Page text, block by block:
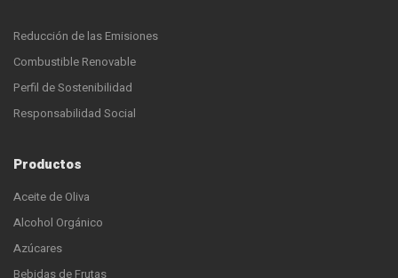
Reducción de las Emisiones
Combustible Renovable
Perfil de Sostenibilidad
Responsabilidad Social
Productos
Aceite de Oliva
Alcohol Orgánico
Azúcares
Bebidas de Frutas